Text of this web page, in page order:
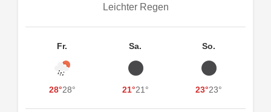
Leichter Regen
Fr.
28°28°
Sa.
21°21°
So.
23°23°